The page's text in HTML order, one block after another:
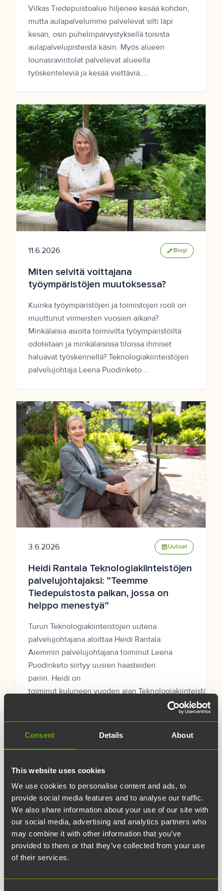
Consent Details About
This website uses cookies
We use cookies to personalise content and ads, to
provide social media features and to analyse our traffic.
We also share information about your use of our site with
our social media, advertising and analytics partners who
may combine it with other information that you’ve
provided to them or that they’ve collected from your use
of their services.
Vilkas Tiedepuistoalue hiljenee kesää kohden,
mutta aulapalvelumme palvelevat silti läpi
kesän, osin puhelinpäivystyksellä toisista
aulapalvelupisteistä käsin. Myös alueen
lounasravintolat palvelevat alueella
työskenteleviä ja kesää viettäviä....
11.6.2026 edit Blogi
Miten selvitä voittajana
työympäristöjen muutoksessa?
Kuinka työympäristöjen ja toimistojen rooli on
muuttunut viimeisten vuosien aikana?
Minkälaisia asioita toimivilta työympäristöiltä
odotetaan ja minkälaisissa tiloissa ihmiset
haluavat työskennellä? Teknologiakiinteistöjen
palvelujohtaja Leena Puodinketo...
3.6.2026 article Uutiset
Heidi Rantala Teknologiakiinteistöjen
palvelujohtajaksi: ”Teemme
Tiedepuistosta paikan, jossa on
helppo menestyä”
Turun Teknologiakiinteistöjen uutena
palvelujohtajana aloittaa Heidi Rantala.
Aiemmin palvelujohtajana toiminut Leena
Puodinketo siirtyy uusien haasteiden
pariin. Heidi on
toiminut kuluneen vuoden ajan Teknologiakiinteistöjen
asiakkuuspäällikkönä sekä osallistunut myös
kumppanuusmyyntiin. Heidillä...